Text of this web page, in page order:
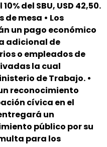
del SBU, USD 42,50.
de mesa • Los
un pago económico
adicional de
o empleados de
la cual
de Trabajo. •
reconocimiento
cívica en el
un
público por su
para los